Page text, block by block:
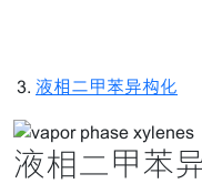
液相二甲苯异构化
液相二甲苯